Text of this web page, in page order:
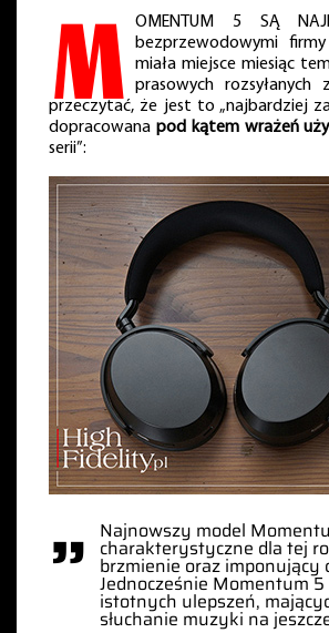
M
OMENTUM 5 SĄ
bezprzewodowymi
miała miejsce miesiąc
prasowych
przeczytać, że jest to „najbardziej
dopracowana pod kątem wrażeń
serii”:
” Najnowszy model
charakterystyczne dla tej
brzmienie oraz imponujący
Jednocześnie Momentum
istotnych ulepszeń,
słuchanie muzyki na